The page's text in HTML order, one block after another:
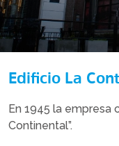
Edificio La
En 1945 la empresa
Continental”.